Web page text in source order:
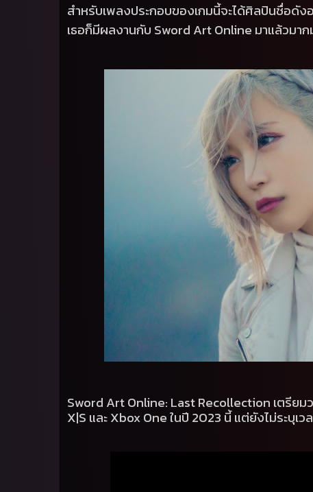
สำหรับเพลงประกอบของเกมนี้จะได้ศิลปินชื่อดัง
เธอก็มีผลงานกับ Sword Art Online มาแล้วมาก
Sword Art Online: Last Recollection เตรียม
X|S และXbox Oneในปี 2023 นี้ แต่ยังไม่ระบุเว